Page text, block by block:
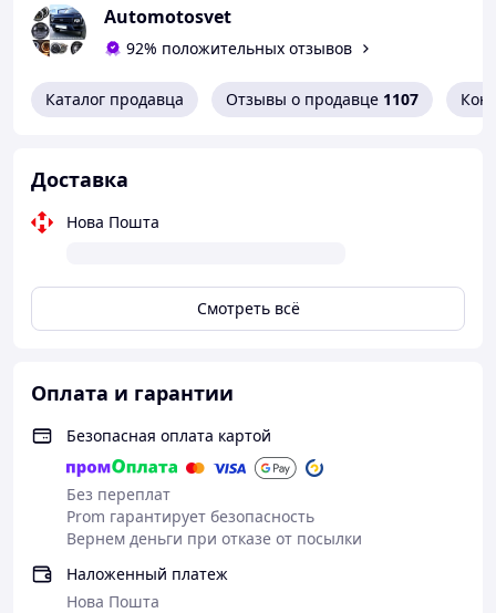
Automotosvet
92% положительных отзывов
Каталог продавца Отзывы о продавце 1107
Доставка
Нова Пошта
Смотреть всё
Оплата и гарантии
Безопасная оплата картой
Без переплат
Prom гарантирует безопасность
Вернем деньги при отказе от посылки
Наложенный платеж
Нова Пошта